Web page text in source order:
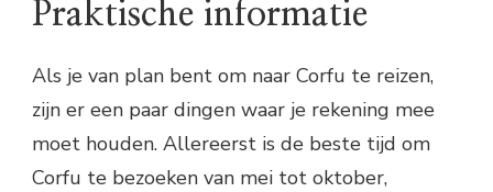
Praktische informatie
Als je van plan bent om naar Corfu te reizen,
zijn er een paar dingen waar je rekening mee
moet houden. Allereerst is de beste tijd om
Corfu te bezoeken van mei tot oktober,